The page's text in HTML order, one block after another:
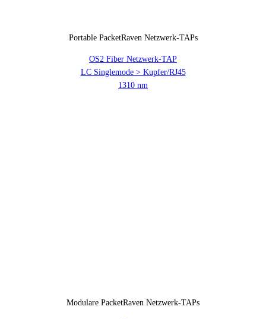
Portable PacketRaven Netzwerk-TAPs
OS2 Fiber Netzwerk-TAP
LC Singlemode > Kupfer/RJ45
1310 nm
Modulare PacketRaven Netzwerk-TAPs